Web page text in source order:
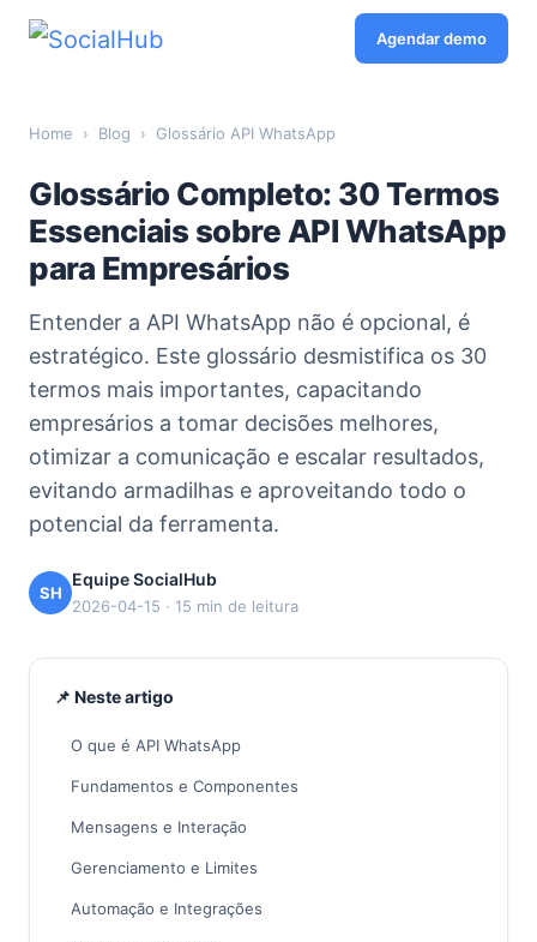
Agendar demo
Home › Blog › Glossário API WhatsApp
Glossário Completo: 30 Termos
Essenciais sobre API WhatsApp
para Empresários
Entender a API WhatsApp não é opcional, é
estratégico. Este glossário desmistifica os 30
termos mais importantes, capacitando
empresários a tomar decisões melhores,
otimizar a comunicação e escalar resultados,
evitando armadilhas e aproveitando todo o
potencial da ferramenta.
SH
Equipe SocialHub
2026-04-15 · 15 min de leitura
📌 Neste artigo
O que é API WhatsApp
Fundamentos e Componentes
Mensagens e Interação
Gerenciamento e Limites
Automação e Integrações